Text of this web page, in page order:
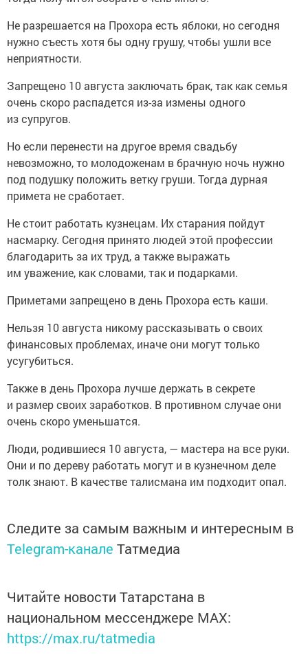
Не разрешается на Прохора есть яблоки, но сегодня
нужно съесть хотя бы одну грушу, чтобы ушли все
неприятности.
Запрещено 10 августа заключать брак, так как семья
очень скоро распадется из-за измены одного
из супругов.
Но если перенести на другое время свадьбу
невозможно, то молодоженам в брачную ночь нужно
под подушку положить ветку груши. Тогда дурная
примета не сработает.
Не стоит работать кузнецам. Их старания пойдут
насмарку. Сегодня принято людей этой профессии
благодарить за их труд, а также выражать
им уважение, как словами, так и подарками.
Приметами запрещено в день Прохора есть каши.
Нельзя 10 августа никому рассказывать о своих
финансовых проблемах, иначе они могут только
усугубиться.
Также в день Прохора лучше держать в секрете
и размер своих заработков. В противном случае они
очень скоро уменьшатся.
Люди, родившиеся 10 августа, — мастера на все руки.
Они и по дереву работать могут и в кузнечном деле
толк знают. В качестве талисмана им подходит опал.
Следите за самым важным и интересным в
Telegram-канале Татмедиа
Читайте новости Татарстана в
национальном мессенджере MАХ:
https://max.ru/tatmedia